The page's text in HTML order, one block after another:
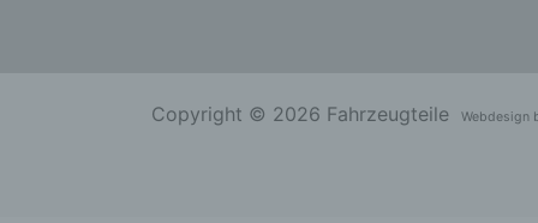
Copyright © 2026 Fahrzeugteile Webdesign